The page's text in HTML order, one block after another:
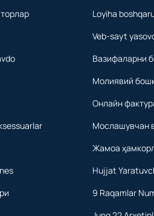
Loyiha
Veb-sayt
Вазифаларни
Молиявий
Онлайн
Мослашувчан
Жамоа
Hujjat
9 Raqamlar